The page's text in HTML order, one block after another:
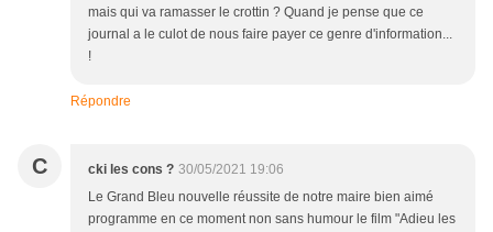
mais qui va ramasser le crottin ? Quand je pense que ce
journal a le culot de nous faire payer ce genre d'information...
!
Répondre
C cki les cons ? 30/05/2021 19:06
Le Grand Bleu nouvelle réussite de notre maire bien aimé
programme en ce moment non sans humour le film "Adieu les